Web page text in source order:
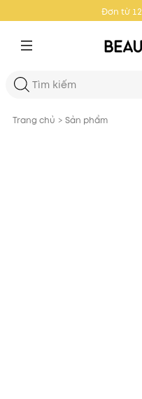
Trang chủ > Sản phẩm